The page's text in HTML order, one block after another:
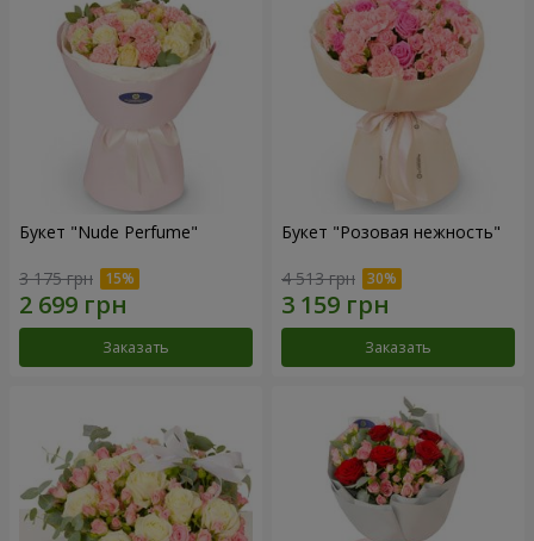
Букет "Nude Perfume"
3 175 грн
Заказать
Букет "Розовая нежность"
4 513 грн
Заказать